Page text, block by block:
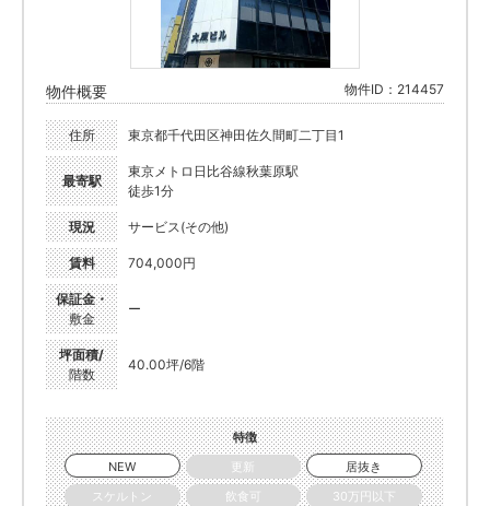
物件概要 物件ID：214457
住所 東京都千代田区神田佐久間町二丁目1
最寄駅
東京メトロ日比谷線秋葉原駅
徒歩1分
現況 サービス(その他)
賃料 704,000円
保証金・
敷金
ー
坪面積/
階数
40.00坪/6階
特徴
NEW
更新
居抜き
スケルトン
飲食可
30万円以下